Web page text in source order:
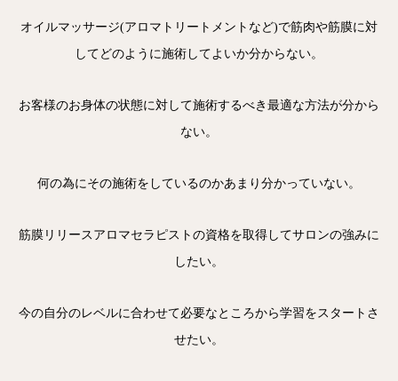
オイルマッサージ(アロマトリートメントなど)で筋肉や筋膜に対
してどのように施術してよいか分からない。
お客様のお身体の状態に対して施術するべき最適な方法が分から
ない。
何の為にその施術をしているのかあまり分かっていない。
筋膜リリースアロマセラピストの資格を取得してサロンの強みに
したい。
今の自分のレベルに合わせて必要なところから学習をスタートさ
せたい。